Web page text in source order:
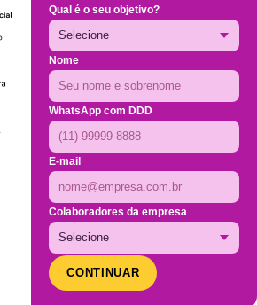
Qual é o seu objetivo?
Nome
WhatsApp com DDD
E-mail
Colaboradores da empresa
CONTINUAR